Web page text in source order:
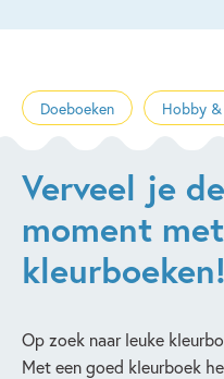
Doeboeken Hobby
Verveel je
moment
kleurboeken!
Op zoek naar leuke
Met een goed kleurboek